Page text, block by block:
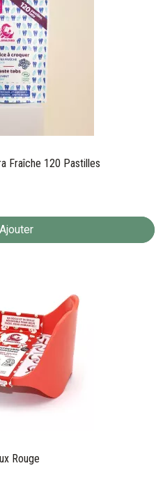
Fraîche 120 Pastilles
Ajouter
Rouge